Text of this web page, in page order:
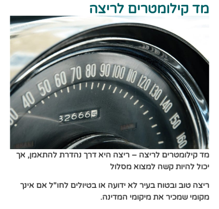
מד קילומטרים לריצה
מד קילומטרים לריצה – ריצה היא דרך נהדרת להתאמן, אך
יכול להיות קשה למצוא מסלול
ריצה טוב ובטוח בעיר לא ידועה או בטיולים לחו"ל אם אינך
מקומי שמכיר את מיקומי המדינה.